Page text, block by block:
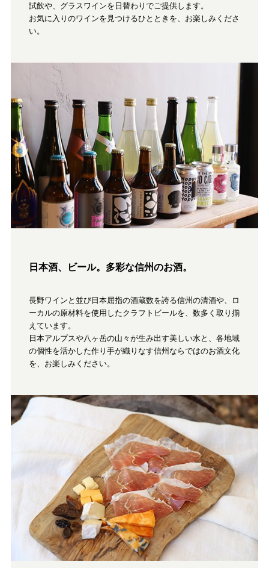
試飲や、グラスワインを日替わりでご提供します。
お気に入りのワインを見つけるひとときを、お楽しみくださ
い。
日本酒、ビール。多彩な信州のお酒。
長野ワインと並び日本屈指の酒蔵数を誇る信州の清酒や、ロ
ーカルの原材料を使用したクラフトビールを、数多く取り揃
えています。
日本アルプスや八ヶ岳の山々が生み出す美しい水と、各地域
の個性を活かした作り手が織りなす信州ならではのお酒文化
を、お楽しみください。